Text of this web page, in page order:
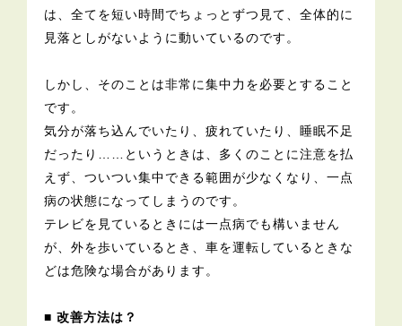
は、全てを短い時間でちょっとずつ見て、全体的に
見落としがないように動いているのです。
しかし、そのことは非常に集中力を必要とすること
です。
気分が落ち込んでいたり、疲れていたり、睡眠不足
だったり……というときは、多くのことに注意を払
えず、ついつい集中できる範囲が少なくなり、一点
病の状態になってしまうのです。
テレビを見ているときには一点病でも構いません
が、外を歩いているとき、車を運転しているときな
どは危険な場合があります。
■ 改善方法は？